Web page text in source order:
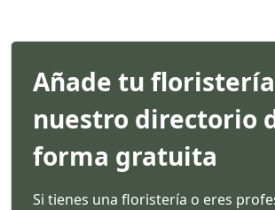
Añade tu
nuestro directorio
forma gratuita
Si tienes una floristería o eres